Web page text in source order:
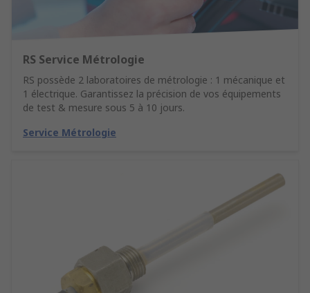
RS Service Métrologie
RS possède 2 laboratoires de métrologie : 1 mécanique et
1 électrique. Garantissez la précision de vos équipements
de test & mesure sous 5 à 10 jours.
Service Métrologie